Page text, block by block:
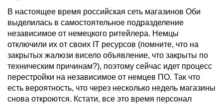
В настоящее время российская сеть магазинов Оби
выделилась в самостоятельное подразделение
независимое от немецкого ритейлера. Немцы
отключили их от своих IT ресурсов (помните, что на
закрытых жалюзи висело объявление, что закрыты по
техническим причинам?), поэтому сейчас идет процесс
перестройки на независимое от немцев ПО. Так что
есть вероятность, что через несколько недель магазины
снова откроются. Кстати, все это время персонал